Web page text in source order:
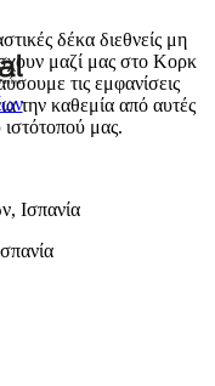
δέκα διεθνείς μη
μαζί μας στο Κορκ
τις εμφανίσεις
την καθεμία από αυτές
ιστότοπού μας.
Ισπανία